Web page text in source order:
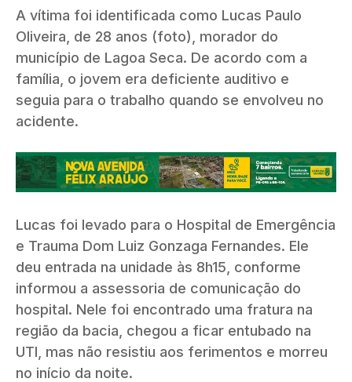
A vítima foi identificada como Lucas Paulo
Oliveira, de 28 anos (foto), morador do
município de Lagoa Seca. De acordo com a
família, o jovem era deficiente auditivo e
seguia para o trabalho quando se envolveu no
acidente.
Lucas foi levado para o Hospital de Emergência
e Trauma Dom Luiz Gonzaga Fernandes. Ele
deu entrada na unidade às 8h15, conforme
informou a assessoria de comunicação do
hospital. Nele foi encontrado uma fratura na
região da bacia, chegou a ficar entubado na
UTI, mas não resistiu aos ferimentos e morreu
no início da noite.